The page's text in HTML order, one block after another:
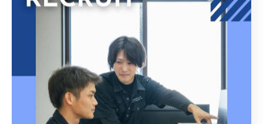
クの回避にも繋がるため、施工業者は細心の注意を払う
法律に基づく電気工事の要件整理
法律に基づく電気工事の要件は、主に工事の許可取得、
工事士資格の保有、安全管理の徹底に分けられます。岡
山市南区では、電気工事業の営業許可を得ることが義務